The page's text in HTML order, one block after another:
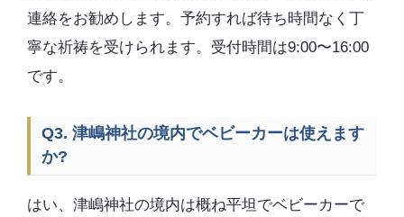
連絡をお勧めします。予約すれば待ち時間なく丁
寧な祈祷を受けられます。受付時間は9:00〜16:00
です。
Q3. 津嶋神社の境内でベビーカーは使えます
か?
はい、津嶋神社の境内は概ね平坦でベビーカーで